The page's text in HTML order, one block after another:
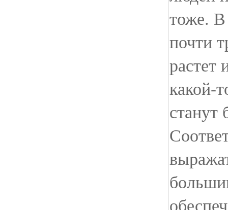
тоже.
почти
растет
какой-
станут